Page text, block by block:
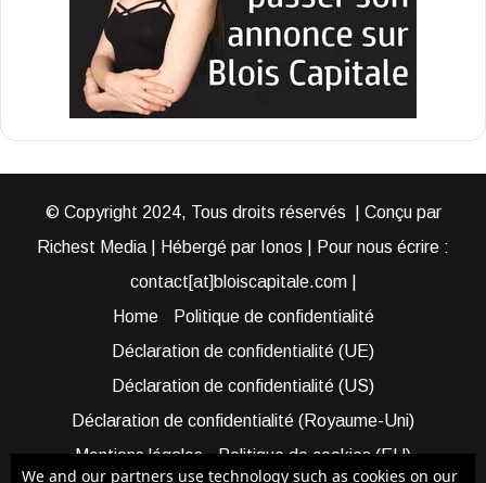
© Copyright 2024, Tous droits réservés | Conçu par
Richest Media | Hébergé par Ionos | Pour nous écrire :
contact[at]bloiscapitale.com |
Home
Politique de confidentialité
Déclaration de confidentialité (UE)
Déclaration de confidentialité (US)
Déclaration de confidentialité (Royaume-Uni)
Mentions légales
Politique de cookies (EU)
We and our partners use technology such as cookies on our